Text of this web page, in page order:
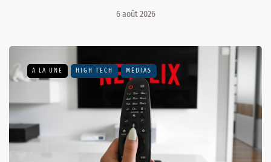
6 août 2026
A LA UNE HIGH TECH MÉDIAS